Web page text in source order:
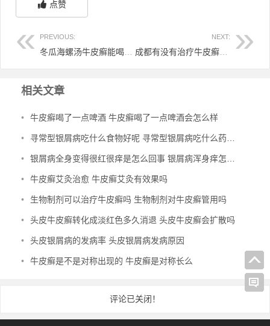
点赞
PREVIOUS: NEXT:
成都有没有治疗牛皮癣 成都治疗银屑病最好的医生排名
相关文章
• 牛皮癣喝了一点啤酒 牛皮癣喝了一点啤酒会怎么样
• 寻常型银屑病吃什么食物好呢 寻常型银屑病吃什么药效果好
• 银屑病全身变得很红很痒是怎么回事 银屑病浑身痒怎么办
• 牛皮癣艾灸治愈 牛皮癣艾灸有效果吗
• 生物制剂可以治疗牛皮癣吗 生物制剂对牛皮癣管用吗
• 头皮牛皮癣转化成淡红色多久消退 头皮牛皮癣会扩散吗
• 头皮银屑病的发病率 头皮银屑病发病原因
• 牛皮癣是不是对称出现的 牛皮癣是对称长么
评论已关闭！